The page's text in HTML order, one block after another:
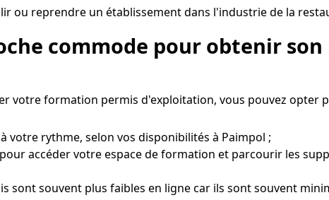
ou reprendre un établissement dans l'industrie de la
commode pour obtenir
votre formation permis d'exploitation, vous pouvez opter
votre rythme, selon vos disponibilités à Paimpol ;
accéder votre espace de formation et parcourir les
sont souvent plus faibles en ligne car ils sont souvent